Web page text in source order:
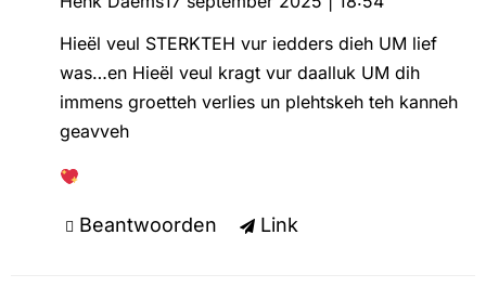
Hieël veul STERKTEH vur iedders dieh UM lief
was…en Hieël veul kragt vur daalluk UM dih
immens groetteh verlies un plehtskeh teh kanneh
geavveh
Beantwoorden Link